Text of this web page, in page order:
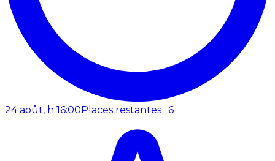
24 août, h 16:00 Places restantes : 6